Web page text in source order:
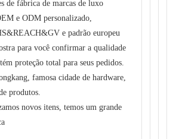
de fábrica de marcas de luxo
e ODM personalizado,
e padrão europeu
para você confirmar a qualidade
proteção total para seus pedidos.
famosa cidade de hardware,
produtos.
novos itens, temos um grande